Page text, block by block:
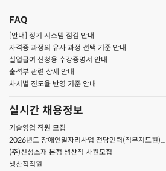
FAQ
[안내] 정기 시스템 점검 안내
자격증 과정의 유사 과정 선택 기준 안내
실업급여 신청용 수강증명서 안내
출석부 관련 상세 안내
차시별 진도율 반영 기준 안내
실시간 채용정보
기술영업 직원 모집
2026년도 장애인일자리사업 전담인력(직무지도원)...
(주)신성소재 본점 생산직 사원모집
생산직직원